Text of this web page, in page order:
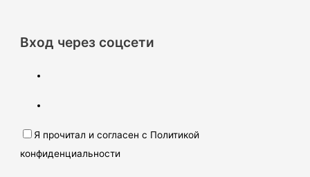
Вход через соцсети
Я прочитал и согласен с Политикой
конфиденциальности